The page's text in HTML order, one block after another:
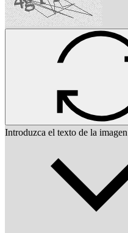
Introduzca el texto de la imagen